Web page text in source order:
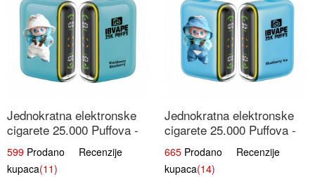
Jednokratna elektronske
cigarete 25.000 Puffova -
Kupina & Borovnica |
Šumska Voćna Mješavina
599 Prodano Recenzije
kupaca(11)
Jednokratna elektronske
cigarete 25.000 Puffova -
Jagodni Sladoled |
Kremasta Slatka Okus
665 Prodano Recenzije
kupaca(14)